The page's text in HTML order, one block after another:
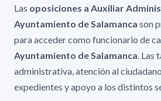
Las oposiciones a Auxiliar
Ayuntamiento de Salamanca son
para acceder como funcionario de
Ayuntamiento de Salamanca .
administrativa, atención al
expedientes y apoyo a los distintos